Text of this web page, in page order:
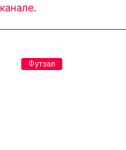
канале.
Футзал